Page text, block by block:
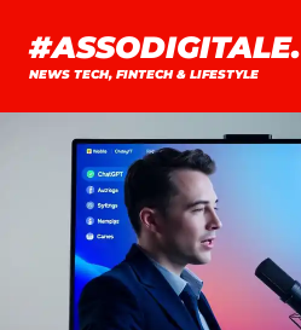
contenuto
#ASSODIGITALE.
NEWS TECH, FINTECH & LIFESTYLE